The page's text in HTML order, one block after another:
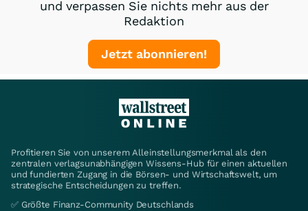
und verpassen Sie nichts mehr aus der
Redaktion
Jetzt abonnieren!
Profitieren Sie von unserem Alleinstellungsmerkmal als den
zentralen verlagsunabhängigen Wissens-Hub für einen aktuellen
und fundierten Zugang in die Börsen- und Wirtschaftswelt, um
strategische Entscheidungen zu treffen.
✅ Größte Finanz-Community Deutschlands